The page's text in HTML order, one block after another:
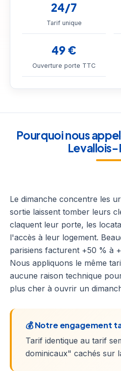
24/7
Tarif unique
49 €
Ouverture porte TTC
Pourquoi nous
Le dimanche concentre les
sortie laissent tomber leurs
claquent leur porte, les
l'accès à leur logement.
parisiens facturent +50 % à
Nous appliquons le même
aucune raison technique
plus cher à ouvrir un
💰 Notre engagement
Tarif identique au tarif
dominicaux" cachés sur